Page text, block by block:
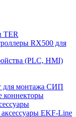
TER
RX500 для
(PLC, HMI)
для монтажа СИП
коннекторы
EKF-Line